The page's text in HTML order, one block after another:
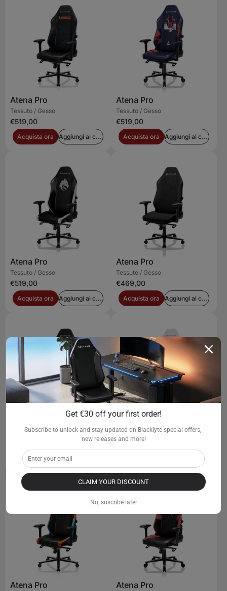
Atena Pro
Tessuto / Gesso
€519,00
Acquista ora Aggiungi al carrello
Atena Pro
Tessuto / Gesso
€519,00
Acquista ora Aggiungi al carrello
Atena Pro
Tessuto / Gesso
€519,00
Acquista ora Aggiungi al carrello
Atena Pro
Tessuto / Gesso
€469,00
Acquista ora Aggiungi al carrello
Tessuto / Gesso
Acquista ora
Tessuto / Gesso
Aggiungi al carrello
Atena Pro Atena Pro
Get €30 off your first order!
Subscribe to unlock and stay updated on Blacklyte special offers,
new releases and more!
CLAIM YOUR DISCOUNT
No, suscribe later